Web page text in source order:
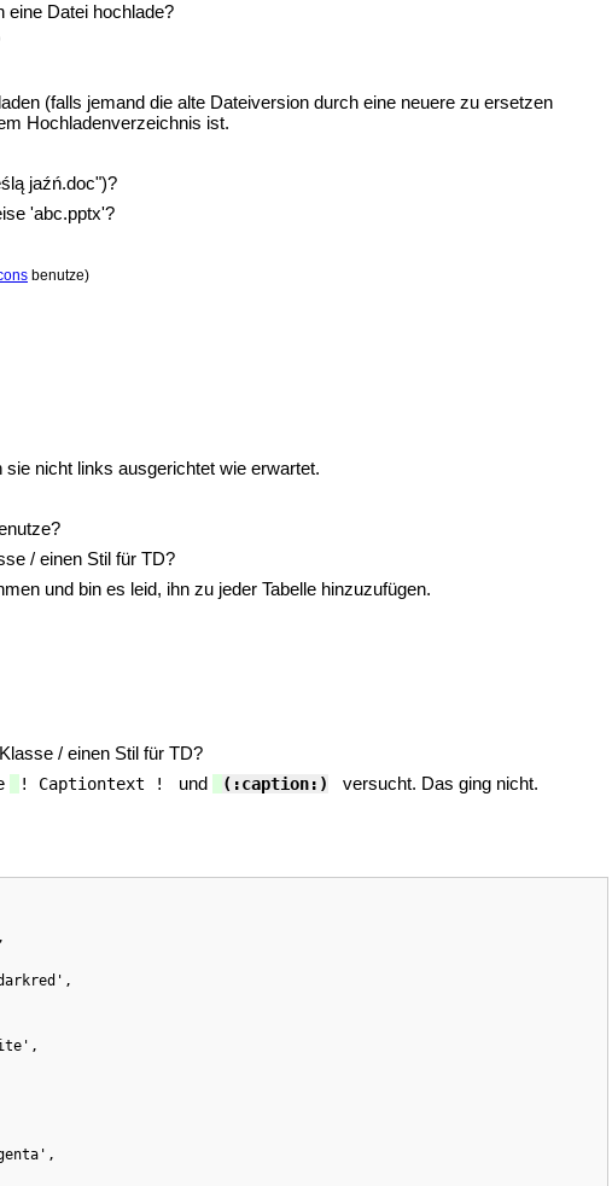
eine Datei hochlade?
(falls jemand die alte Dateiversion durch eine neuere zu ersetzen
Hochladenverzeichnis ist.
jaźń.doc")?
'abc.pptx'?
benutze)
nicht links ausgerichtet wie erwartet.
/ einen Stil für TD?
und bin es leid, ihn zu jeder Tabelle hinzuzufügen.
/ einen Stil für TD?
! Captiontext ! und (:caption:) versucht. Das ging nicht.